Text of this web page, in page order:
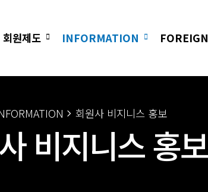
회원제도 INFORMATION
회원사 비지니스 홍보
비지니스 홍보